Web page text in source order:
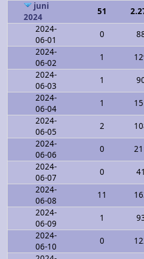
juni
2024
51
2024-
06-01
0
2024-
06-02
1
2024-
06-03
1
2024-
06-04
1
2024-
06-05
2
2024-
06-06
0
2024-
06-07
0 41
2024-
06-08
11
2024-
06-09
1
2024-
06-10
0